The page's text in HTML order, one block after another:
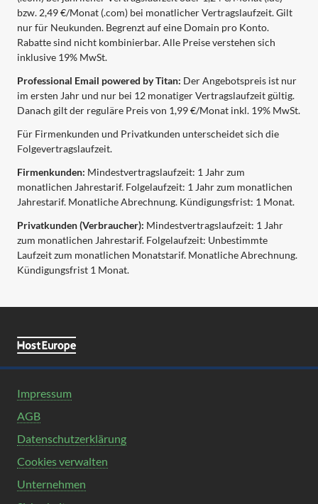
bzw. 2,49 €/Monat (.com) bei monatlicher Vertragslaufzeit. Gilt
nur für Neukunden. Begrenzt auf eine Domain pro Konto.
Rabatte sind nicht kombinierbar. Alle Preise verstehen sich
inklusive 19% MwSt.
Professional Email powered by Titan: Der Angebotspreis ist nur
im ersten Jahr und nur bei 12 monatiger Vertragslaufzeit gültig.
Danach gilt der reguläre Preis von 1,99 €/Monat inkl. 19% MwSt.
Für Firmenkunden und Privatkunden unterscheidet sich die
Folgevertragslaufzeit.
Firmenkunden: Mindestvertragslaufzeit: 1 Jahr zum
monatlichen Jahrestarif. Folgelaufzeit: 1 Jahr zum monatlichen
Jahrestarif. Monatliche Abrechnung. Kündigungsfrist: 1 Monat.
Privatkunden (Verbraucher): Mindestvertragslaufzeit: 1 Jahr
zum monatlichen Jahrestarif. Folgelaufzeit: Unbestimmte
Laufzeit zum monatlichen Monatstarif. Monatliche Abrechnung.
Kündigungsfrist 1 Monat.
Impressum
AGB
Datenschutzerklärung
Cookies verwalten
Unternehmen